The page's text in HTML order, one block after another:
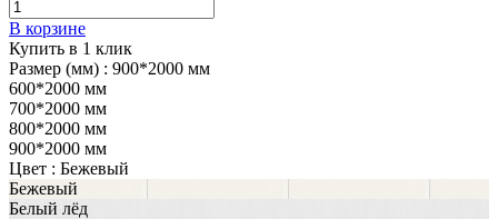
В корзине
Купить в 1 клик
Размер (мм) : 900*2000 мм
600*2000 мм
700*2000 мм
800*2000 мм
900*2000 мм
Цвет : Бежевый
Бежевый
Белый лёд